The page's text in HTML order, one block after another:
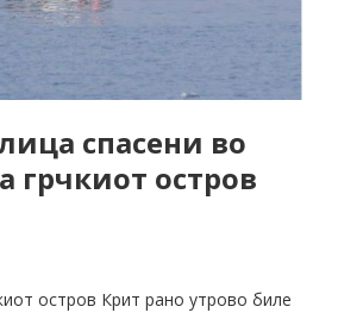
спасени во
грчкиот остров
остров Крит рано утрово биле